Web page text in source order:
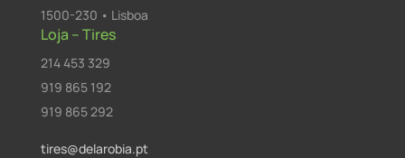
1500-230 • Lisboa
Loja – Tires
214 453 329
919 865 192
919 865 292
tires@delarobia.pt